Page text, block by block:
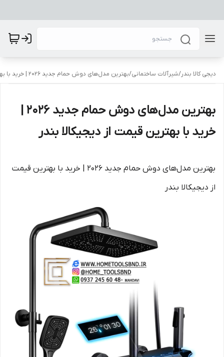
دیجی کالا بندر/شیرآلات ساختمانی/بهترین مدل‌های دوش حمام جدید ۲۰۲۶ | خرید با بهترین قیمت از دیجیکالا بندر
خرید با بهترین قیمت از دیجیکالا بندر
بهترین مدل‌های دوش حمام جدید ۲۰۲۶ | خرید با بهترین قیمت
از دیجیکالا بندر